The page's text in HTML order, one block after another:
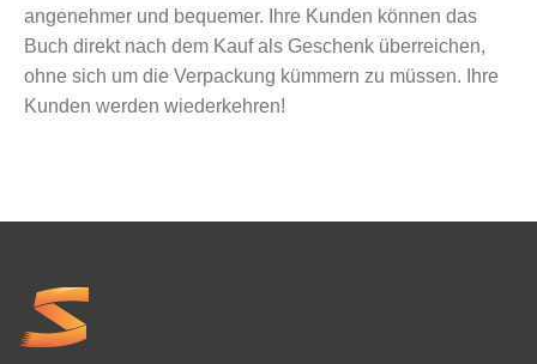
angenehmer und bequemer. Ihre Kunden können das
Buch direkt nach dem Kauf als Geschenk überreichen,
ohne sich um die Verpackung kümmern zu müssen. Ihre
Kunden werden wiederkehren!